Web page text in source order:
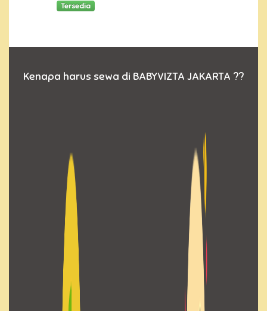
Tersedia
Kenapa harus sewa di BABYVIZTA JAKARTA ??